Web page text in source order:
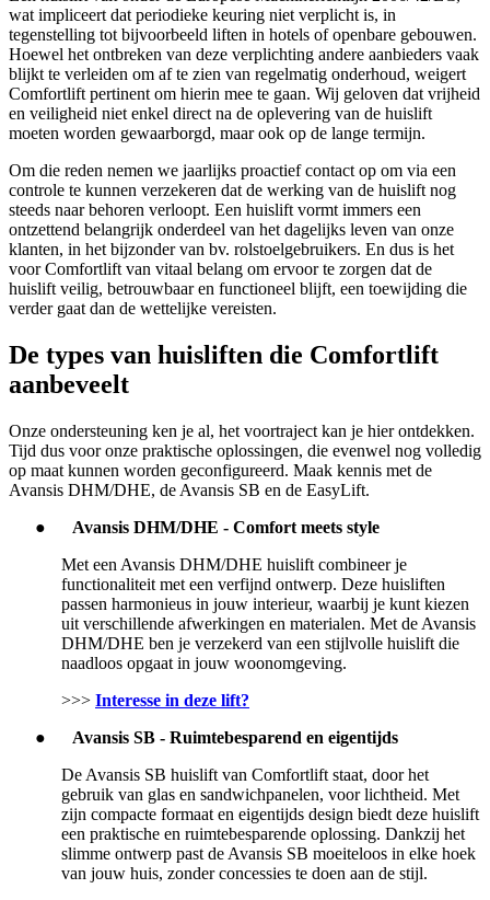
wat impliceert dat periodieke keuring niet verplicht is, in
tegenstelling tot bijvoorbeeld liften in hotels of openbare gebouwen.
Hoewel het ontbreken van deze verplichting andere aanbieders vaak
blijkt te verleiden om af te zien van regelmatig onderhoud, weigert
Comfortlift pertinent om hierin mee te gaan. Wij geloven dat vrijheid
en veiligheid niet enkel direct na de oplevering van de huislift
moeten worden gewaarborgd, maar ook op de lange termijn.
Om die reden nemen we jaarlijks proactief contact op om via een
controle te kunnen verzekeren dat de werking van de huislift nog
steeds naar behoren verloopt. Een huislift vormt immers een
ontzettend belangrijk onderdeel van het dagelijks leven van onze
klanten, in het bijzonder van bv. rolstoelgebruikers. En dus is het
voor Comfortlift van vitaal belang om ervoor te zorgen dat de
huislift veilig, betrouwbaar en functioneel blijft, een toewijding die
verder gaat dan de wettelijke vereisten.
De types van huisliften die Comfortlift
aanbeveelt
Onze ondersteuning ken je al, het voortraject kan je hier ontdekken.
Tijd dus voor onze praktische oplossingen, die evenwel nog volledig
op maat kunnen worden geconfigureerd. Maak kennis met de
Avansis DHM/DHE, de Avansis SB en de EasyLift.
● Avansis DHM/DHE - Comfort meets style
Met een Avansis DHM/DHE huislift combineer je
functionaliteit met een verfijnd ontwerp. Deze huisliften
passen harmonieus in jouw interieur, waarbij je kunt kiezen
uit verschillende afwerkingen en materialen. Met de Avansis
DHM/DHE ben je verzekerd van een stijlvolle huislift die
naadloos opgaat in jouw woonomgeving.
>>> Interesse in deze lift?
● Avansis SB - Ruimtebesparend en eigentijds
De Avansis SB huislift van Comfortlift staat, door het
gebruik van glas en sandwichpanelen, voor lichtheid. Met
zijn compacte formaat en eigentijds design biedt deze huislift
een praktische en ruimtebesparende oplossing. Dankzij het
slimme ontwerp past de Avansis SB moeiteloos in elke hoek
van jouw huis, zonder concessies te doen aan de stijl.